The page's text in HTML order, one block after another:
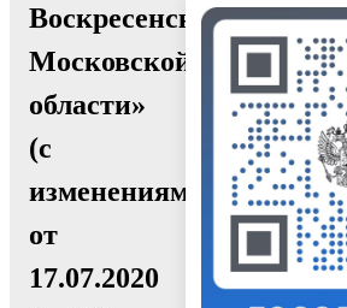
Воскресенск
Московской
области»
(с
изменениями
от
17.07.2020